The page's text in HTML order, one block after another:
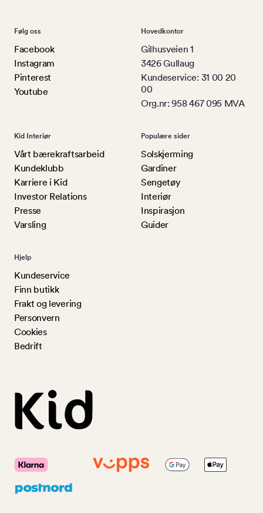
Følg oss
Facebook
Instagram
Pinterest
Youtube
Hovedkontor
Gilhusveien 1
3426 Gullaug
Kundeservice: 31 00 20
00
Org.nr: 958 467 095 MVA
Kid Interiør
Vårt bærekraftsarbeid
Kundeklubb
Karriere i Kid
Investor Relations
Presse
Varsling
Populære sider
Solskjerming
Gardiner
Sengetøy
Interiør
Inspirasjon
Guider
Hjelp
Kundeservice
Finn butikk
Frakt og levering
Personvern
Cookies
Bedrift